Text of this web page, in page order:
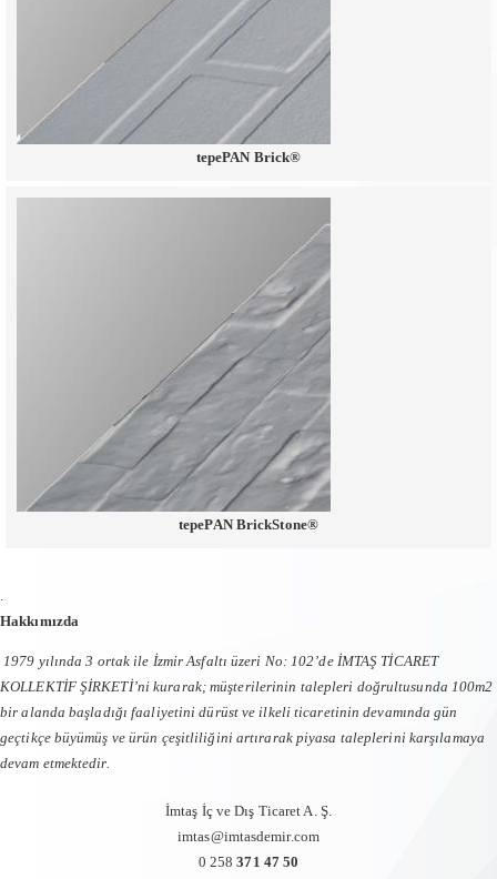
tepePAN Brick®
tepePAN BrickStone®
.
Hakkımızda
1979 yılında 3 ortak ile İzmir Asfaltı üzeri No: 102’de İMTAŞ TİCARET
KOLLEKTİF ŞİRKETİ’ni kurarak; müşterilerinin talepleri doğrultusunda 100m2
bir alanda başladığı faaliyetini dürüst ve ilkeli ticaretinin devamında gün
geçtikçe büyümüş ve ürün çeşitliliğini artırarak piyasa taleplerini karşılamaya
devam etmektedir.
İmtaş İç ve Dış Ticaret A. Ş.
imtas@imtasdemir.com
0 258371 47 50